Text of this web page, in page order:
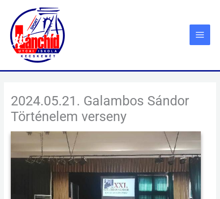
content
2024.05.21. Galambos Sándor
Történelem verseny